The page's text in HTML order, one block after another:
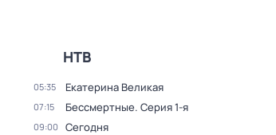
НТВ
05:35 Екатерина Великая
07:15 Бессмертные. Серия 1-я
09:00 Сегодня